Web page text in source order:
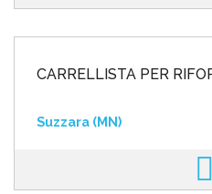
CARRELLISTA PER
Suzzara (MN)